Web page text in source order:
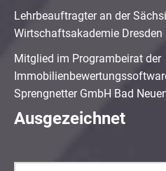
Lehrbeauftragter an der
Wirtschaftsakademie
Mitglied im Programbeirat der
Sprengnetter GmbH Bad
Ausgezeichnet